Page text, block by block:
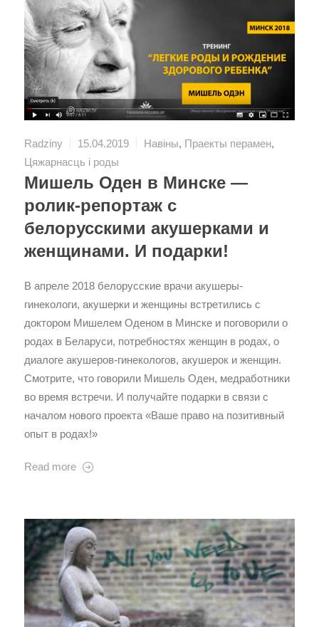
Radziny 15.04.2019 Навіны, Праекты перамен,
Цяжарнасць і роды
Мишель Оден в Минске —
ролик-репортаж с
белорусскими акушерками и
женщинами. И подарки!
В апреле 2018 белорусские врачи акушеры-
гинекологи, акушерки и женщины встретились с
доктором Мишелем Оденом в Минске и поговорили о
родах в Беларуси, потребностях женщин в родах, о
диалоге акушеров-гинекологов, акушерок и женщин.
Смотрите, что говорили Мишель Оден, медработники
во время встречи. И получайте подарки в связи с
началом нового проекта «Ваше право на позитивный
опыт в родах!»
Read more